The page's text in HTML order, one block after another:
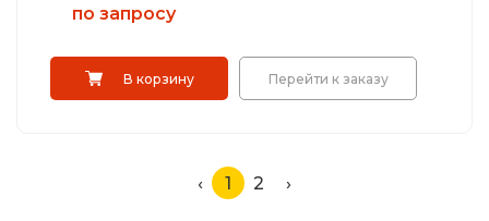
по запросу
В корзину Перейти к заказу
‹ 1 2 ›